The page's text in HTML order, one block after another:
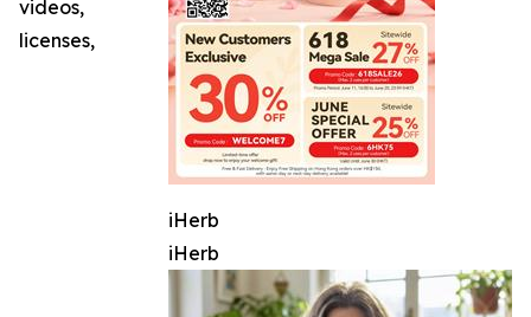
iHerb
iHerb
videos,
licenses,